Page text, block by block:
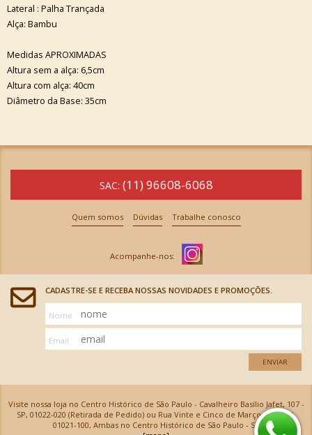
Lateral : Palha Trançada
Alça: Bambu
Medidas APROXIMADAS
Altura sem a alça: 6,5cm
Altura com alça: 40cm
Diâmetro da Base: 35cm
SAC: (11) 96608-6068
Quem somos Dúvidas Trabalhe conosco
CADASTRE-SE E RECEBA NOSSAS NOVIDADES E PROMOÇÕES.
Nome
Email
ENVIAR
Visite nossa loja no Centro Histórico de São Paulo - Cavalheiro Basílio Jafet, 107 -
SP, 01022-020 (Retirada de Pedido) ou Rua Vinte e Cinco de Março, 576 - SP,
01021-100, Ambas no Centro Histórico de São Paulo - SP